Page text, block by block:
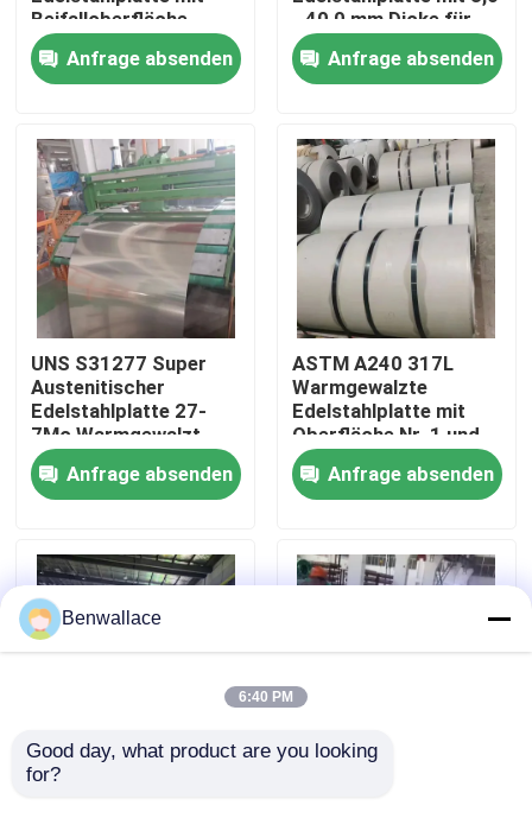
Produkte
Videos
Über uns
Werksbesichtigung
Qualitätskontrolle
Kontakt mit uns
Neuigkeiten
Beifalloberfläche -
253MA / S30815
Anfrage absenden
- 40,0 mm Dicke für
chemische
Anwendungen
Anfrage absenden
UNS S31277 Super
Austenitischer
Edelstahlplatte 27-
7Mo Warmgewalzt
Korrosionsbeständig
ASTM A240
Anfrage absenden
ASTM A240 317L
Warmgewalzte
Edelstahlplatte mit
Oberfläche Nr. 1 und
3,0 - 16,0 mm Dicke
Anfrage absenden
Korrosionsbeständige
Benwallace
6:40 PM
Good day, what product are you looking
for?